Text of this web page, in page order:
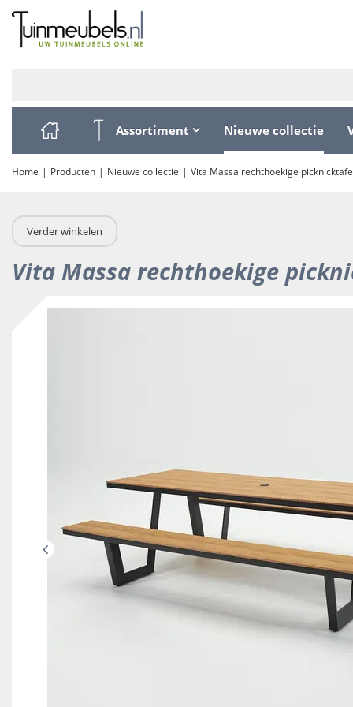
Ga
naar
content
Home Producten Nieuwe collectie Vita Massa rechthoekige
Assortiment Nieuwe collectie
Verder winkelen
Vita Massa rechthoekige